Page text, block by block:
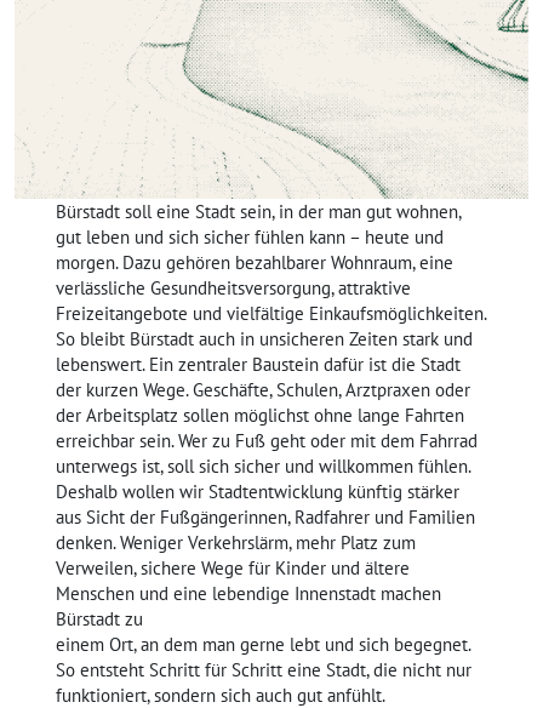
Bürstadt soll eine Stadt sein, in der man gut wohnen,
gut leben und sich sicher fühlen kann – heute und
morgen. Dazu gehören bezahlbarer Wohnraum, eine
verlässliche Gesundheitsversorgung, attraktive
Freizeitangebote und vielfältige Einkaufsmöglichkeiten.
So bleibt Bürstadt auch in unsicheren Zeiten stark und
lebenswert. Ein zentraler Baustein dafür ist die Stadt
der kurzen Wege. Geschäfte, Schulen, Arztpraxen oder
der Arbeitsplatz sollen möglichst ohne lange Fahrten
erreichbar sein. Wer zu Fuß geht oder mit dem Fahrrad
unterwegs ist, soll sich sicher und willkommen fühlen.
Deshalb wollen wir Stadtentwicklung künftig stärker
aus Sicht der Fußgängerinnen, Radfahrer und Familien
denken. Weniger Verkehrslärm, mehr Platz zum
Verweilen, sichere Wege für Kinder und ältere
Menschen und eine lebendige Innenstadt machen
Bürstadt zu
einem Ort, an dem man gerne lebt und sich begegnet.
So entsteht Schritt für Schritt eine Stadt, die nicht nur
funktioniert, sondern sich auch gut anfühlt.